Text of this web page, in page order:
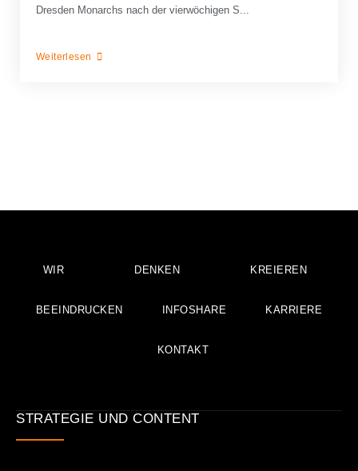
Dresden Monarchs nach der vierwöchigen S...
Weiterlesen
WIR DENKEN KREIEREN
BEEINDRUCKEN INFOSHARE KARRIERE
KONTAKT
STRATEGIE UND CONTENT